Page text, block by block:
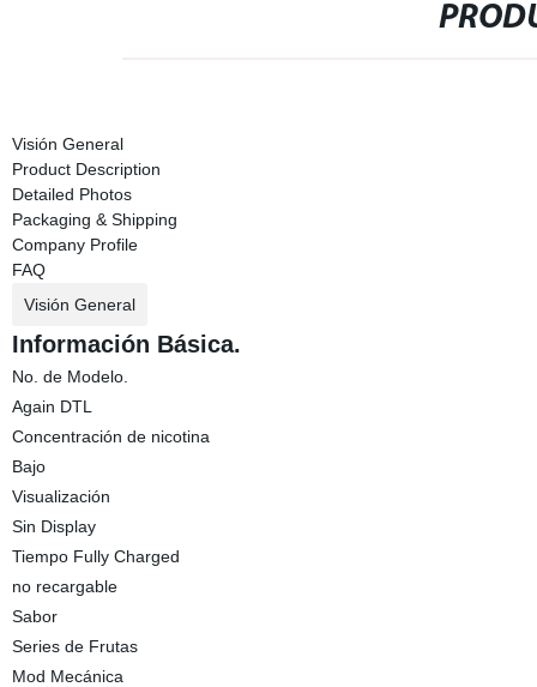
Visión General
Product Description
Detailed Photos
Packaging & Shipping
Company Profile
FAQ
Visión General
Información Básica.
No. de Modelo.
Again DTL
Concentración de nicotina
Bajo
Visualización
Sin Display
Tiempo Fully Charged
no recargable
Sabor
Series de Frutas
Mod Mecánica